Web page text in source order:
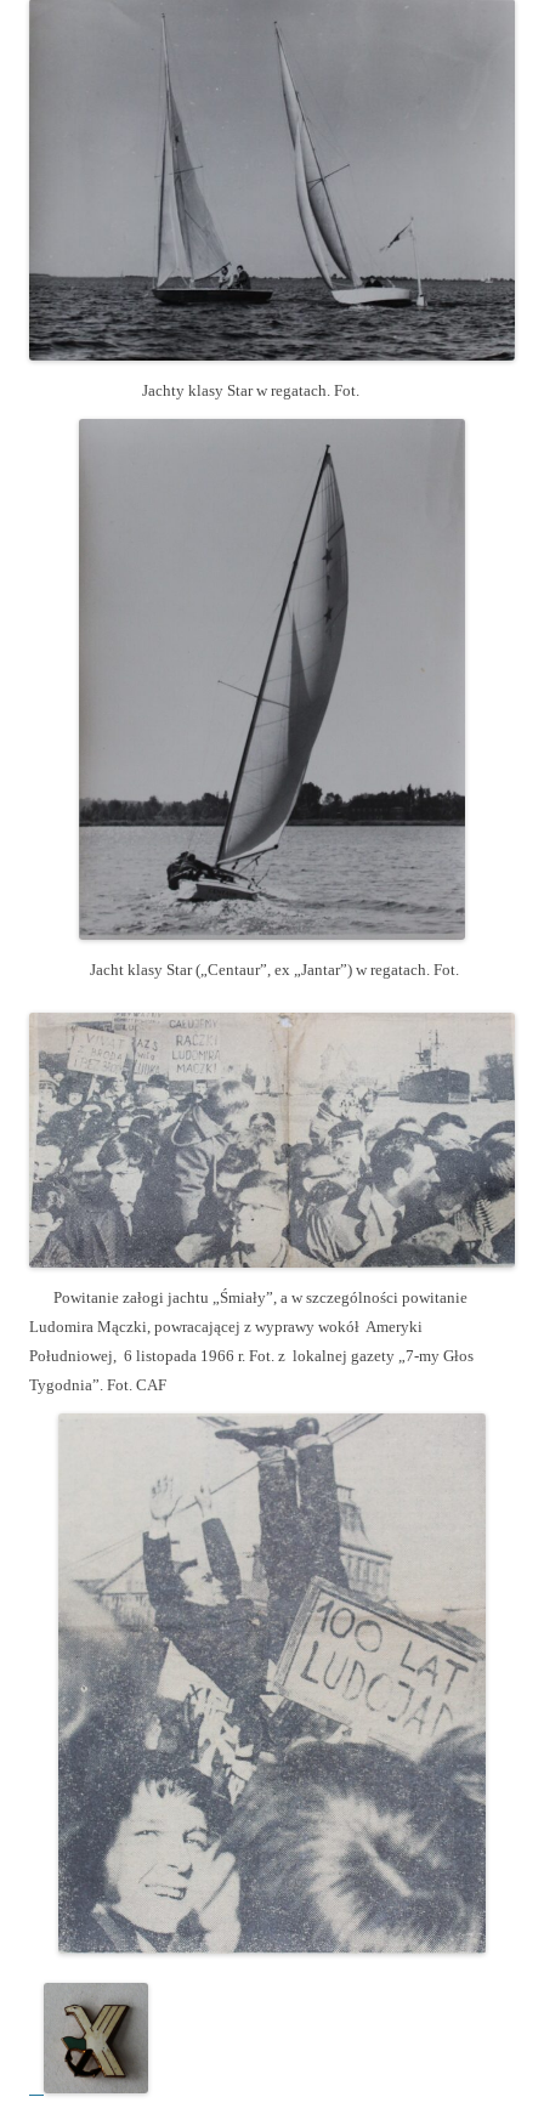
Jachty klasy Star w regatach. Fot.
Jacht klasy Star („Centaur”, ex „Jantar”) w regatach. Fot.
Powitanie załogi jachtu „Śmiały”, a w szczególności powitanie
Ludomira Mączki, powracającej z wyprawy wokół Ameryki
Południowej, 6 listopada 1966 r. Fot. z lokalnej gazety „7-my Głos
Tygodnia”. Fot. CAF